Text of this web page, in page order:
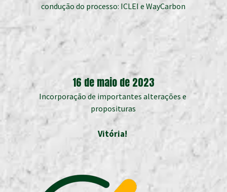
condução do processo: ICLEI e WayCarbon
16 de maio de 2023
Incorporação de importantes alterações e
proposituras
Vitória!